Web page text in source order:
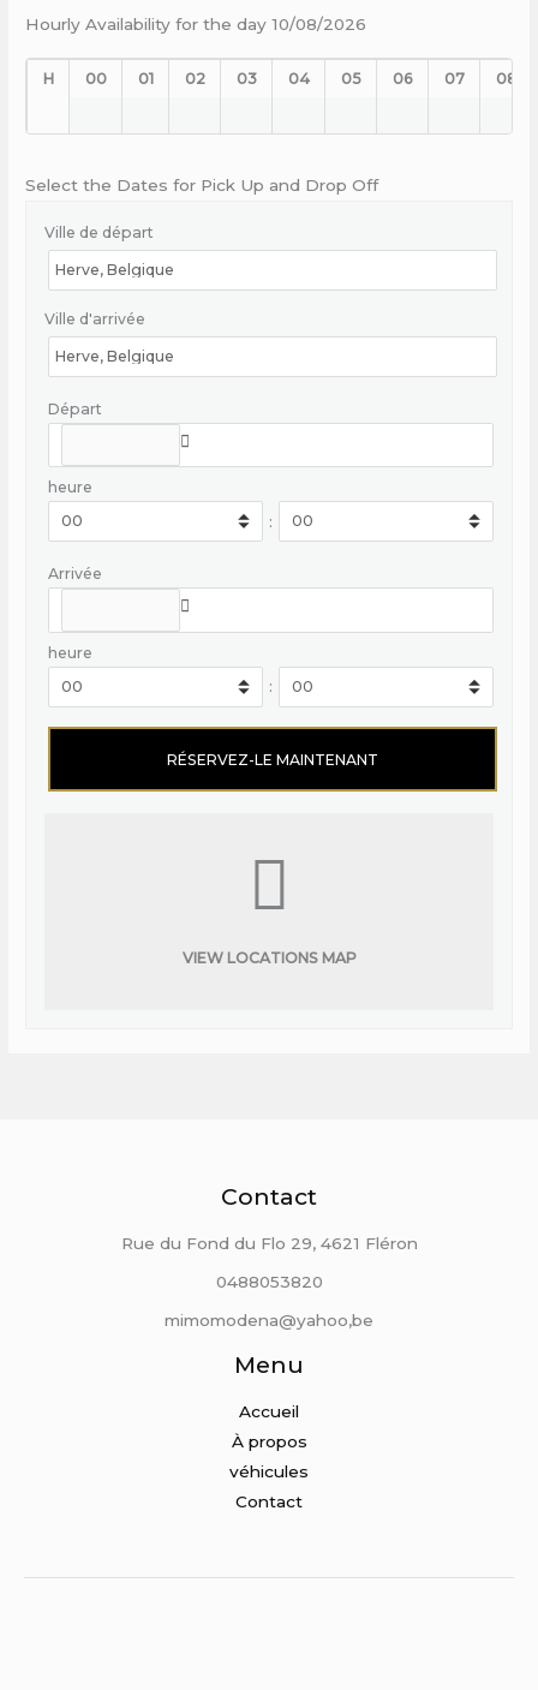
Hourly Availability for the day 10/08/2026
H 00 01 02 03 04 05 06 07 08
Select the Dates for Pick Up and Drop Off
Ville de départ
Ville d'arrivée
Départ
heure
:
Arrivée
heure
:
VIEW LOCATIONS MAP
Contact
Rue du Fond du Flo 29, 4621 Fléron
0488053820
mimomodena@yahoo,be
Menu
Accueil
À propos
véhicules
Contact